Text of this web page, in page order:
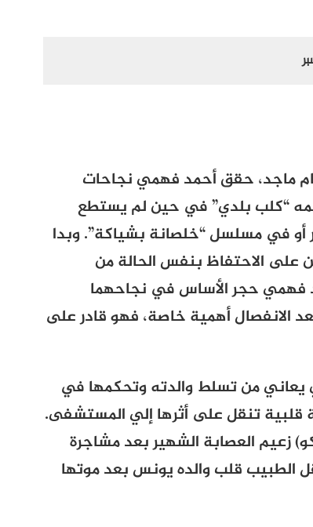
ماجد، حقق أحمد فهمي نجاحات
“كلب بلدي” في حين لم يستطع
أو في مسلسل “خلصانة بشياكة”. وبدا
على الاحتفاظ بنفس الحالة من
فهمي حجر الأساس في نجاحهما
الانفصال أهمية خاصة، فهو قادر على
يعاني من تسلط والدته وتحكمها في
قلبية تنقل على أثرها إلي المستشفى.
العصابة الشهير بعد مشاجرة
الطبيب قلب والده يونس بعد موتها